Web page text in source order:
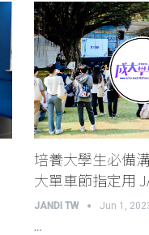
培養大學生必備
大單車節指定用
JANDI TW Jun 1,
…